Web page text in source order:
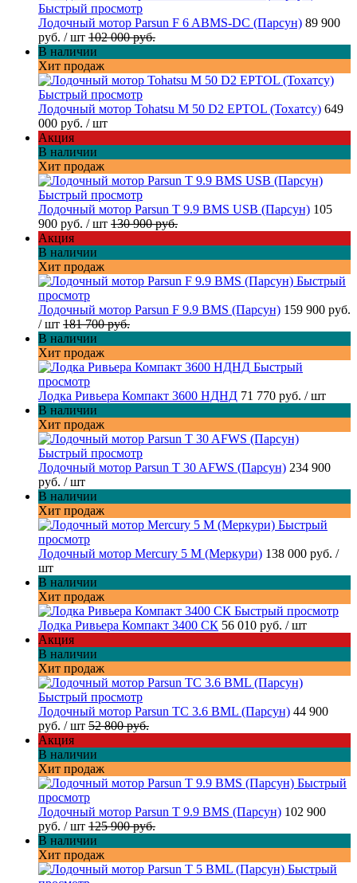
Быстрый просмотр
Лодочный мотор Parsun F 6 ABMS-DC (Парсун) 89 900
руб. / шт 102 000 руб.
В наличии
Хит продаж
Быстрый просмотр
Лодочный мотор Tohatsu M 50 D2 EPTOL (Тохатсу) 649
000 руб. / шт
Акция
В наличии
Хит продаж
Быстрый просмотр
Лодочный мотор Parsun T 9.9 BMS USB (Парсун) 105
900 руб. / шт 130 900 руб.
Акция
В наличии
Хит продаж
Быстрый
просмотр
Лодочный мотор Parsun F 9.9 BMS (Парсун) 159 900 руб.
/ шт 181 700 руб.
В наличии
Хит продаж
Быстрый
просмотр
Лодка Ривьера Компакт 3600 НДНД 71 770 руб. / шт
В наличии
Хит продаж
Быстрый просмотр
Лодочный мотор Parsun T 30 AFWS (Парсун) 234 900
руб. / шт
В наличии
Хит продаж
Быстрый
просмотр
Лодочный мотор Mercury 5 M (Меркури) 138 000 руб. /
шт
В наличии
Хит продаж
Быстрый просмотр
Лодка Ривьера Компакт 3400 СК 56 010 руб. / шт
Акция
В наличии
Хит продаж
Быстрый просмотр
Лодочный мотор Parsun TC 3.6 BML (Парсун) 44 900
руб. / шт 52 800 руб.
Акция
В наличии
Хит продаж
Быстрый
просмотр
Лодочный мотор Parsun T 9.9 BMS (Парсун) 102 900
руб. / шт 125 900 руб.
В наличии
Хит продаж
Быстрый